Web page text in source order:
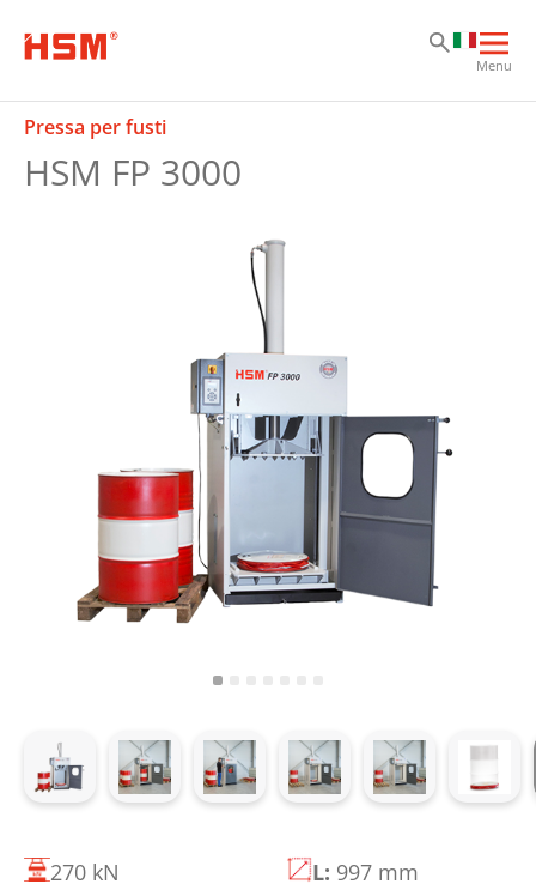
Apri
la
Menu
Pressa per fusti
HSM FP 3000
270 kN L: 997 mm